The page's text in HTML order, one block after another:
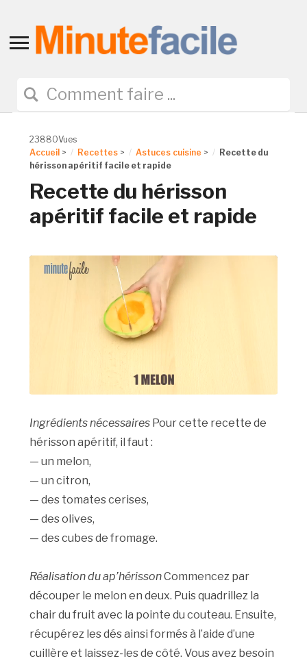
Toggle
navigation
23880Vues
Accueil > Recettes > Astuces cuisine >
Recette du
hérisson apéritif facile et rapide
Recette du hérisson
apéritif facile et rapide
Ingrédients nécessaires Pour cette recette de
hérisson apéritif, il faut :
— un melon,
— un citron,
— des tomates cerises,
— des olives,
— des cubes de fromage.
Réalisation du ap’hérissonCommencez par
découper le melon en deux. Puis quadrillez la
chair du fruit avec la pointe du couteau. Ensuite,
récupérez les dés ainsi formés à l’aide d’une
cuillère et laissez-les de côté. Vous avez besoin